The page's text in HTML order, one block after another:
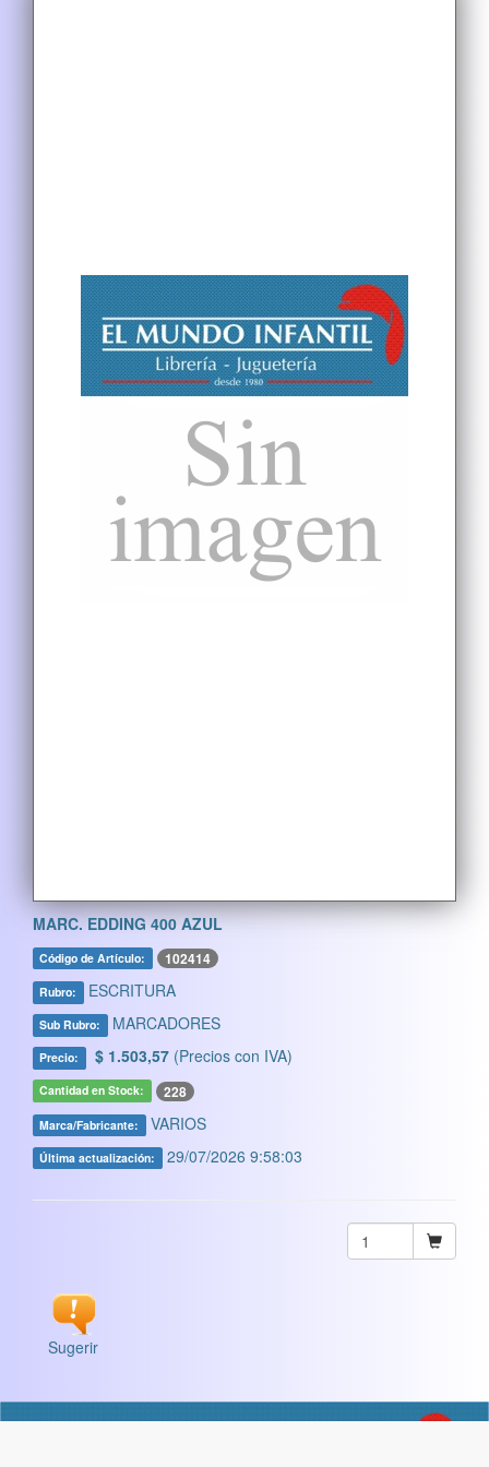
MARC. EDDING 400 AZUL
Código de Artículo: 102414
Rubro: ESCRITURA
Sub Rubro: MARCADORES
Precio: $ 1.503,57 (Precios con IVA)
Cantidad en Stock: 228
Marca/Fabricante: VARIOS
Última actualización: 29/07/2026 9:58:03
Sugerir